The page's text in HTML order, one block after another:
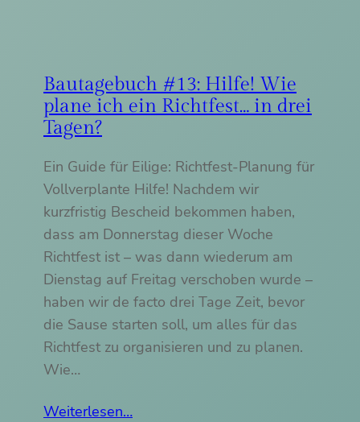
Bautagebuch #13: Hilfe! Wie
plane ich ein Richtfest… in drei
Tagen?
Ein Guide für Eilige: Richtfest-Planung für
Vollverplante Hilfe! Nachdem wir
kurzfristig Bescheid bekommen haben,
dass am Donnerstag dieser Woche
Richtfest ist – was dann wiederum am
Dienstag auf Freitag verschoben wurde –
haben wir de facto drei Tage Zeit, bevor
die Sause starten soll, um alles für das
Richtfest zu organisieren und zu planen.
Wie…
Weiterlesen…